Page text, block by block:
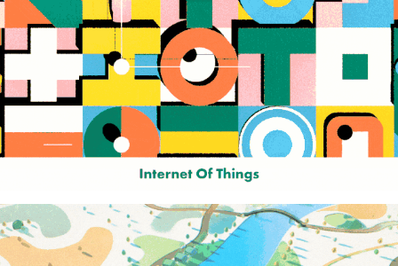
Web of things